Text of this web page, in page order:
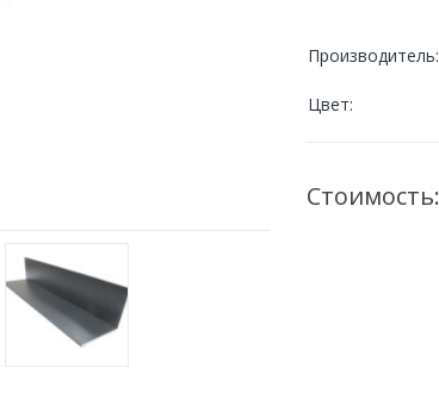
Производитель:
Цвет:
Стоимость: